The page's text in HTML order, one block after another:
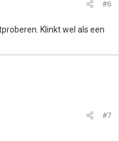
#6
Klinkt wel als een
#7